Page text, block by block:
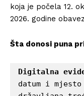
koja je počela 12.
2026. godine
Šta donosi puna
Digitalna
datum i